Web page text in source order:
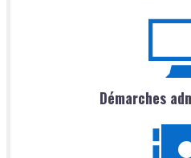
Démarches